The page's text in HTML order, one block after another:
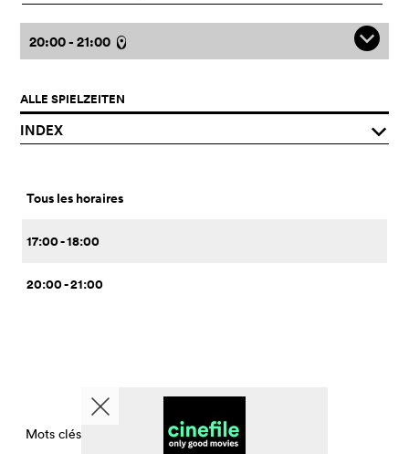
20:00 - 21:00 l q
ALLE SPIELZEITEN
INDEX q
Tous les horaires
17:00 - 18:00
20:00 - 21:00
Mots clés CinemaTimesPerDay